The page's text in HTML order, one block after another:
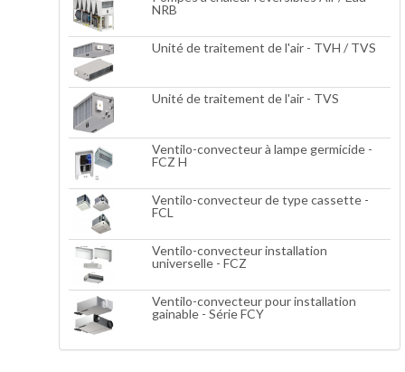
NRB
Unité de traitement de l'air - TVH / TVS
Unité de traitement de l'air - TVS
Ventilo-convecteur à lampe germicide -
FCZ H
Ventilo-convecteur de type cassette -
FCL
Ventilo-convecteur installation
universelle - FCZ
Ventilo-convecteur pour installation
gainable - Série FCY